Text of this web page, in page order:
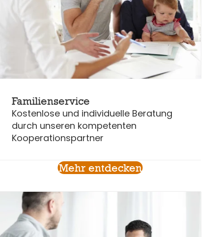
Familienservice
Kostenlose und individuelle Beratung
durch unseren kompetenten
Kooperationspartner
Mehr entdecken